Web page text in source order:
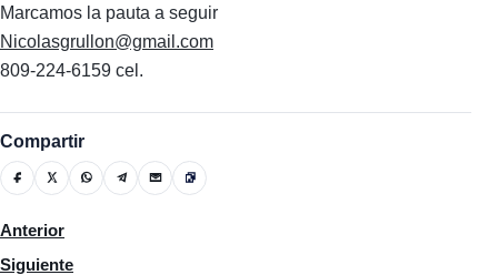
Marcamos la pauta a seguir
Nicolasgrullon@gmail.com
809-224-6159 cel.
Compartir
Artículo anterior: FMI destaca seguridad jurídica en desempeño
Anterior
Artículo siguiente: Mujeres Que Dejan Raíces: Un Legado de
Siguiente